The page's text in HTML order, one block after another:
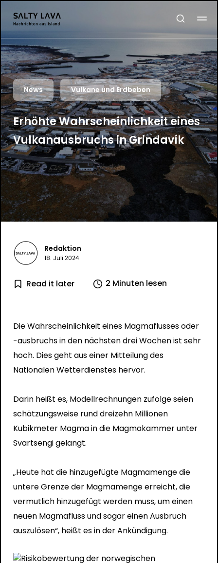
News Vulkane und Erdbeben
Erhöhte Wahrscheinlichkeit eines
Vulkanausbruchs in Grindavík
Redaktion
18. Juli 2024
Read it later 2 Minuten lesen
Die Wahrscheinlichkeit eines Magmaflusses oder
-ausbruchs in den nächsten drei Wochen ist sehr
hoch. Dies geht aus einer Mitteilung des
Nationalen Wetterdienstes hervor.
Darin heißt es, Modellrechnungen zufolge seien
schätzungsweise rund dreizehn Millionen
Kubikmeter Magma in die Magmakammer unter
Svartsengi gelangt.
„Heute hat die hinzugefügte Magmamenge die
untere Grenze der Magmamenge erreicht, die
vermutlich hinzugefügt werden muss, um einen
neuen Magmafluss und sogar einen Ausbruch
auszulösen“, heißt es in der Ankündigung.